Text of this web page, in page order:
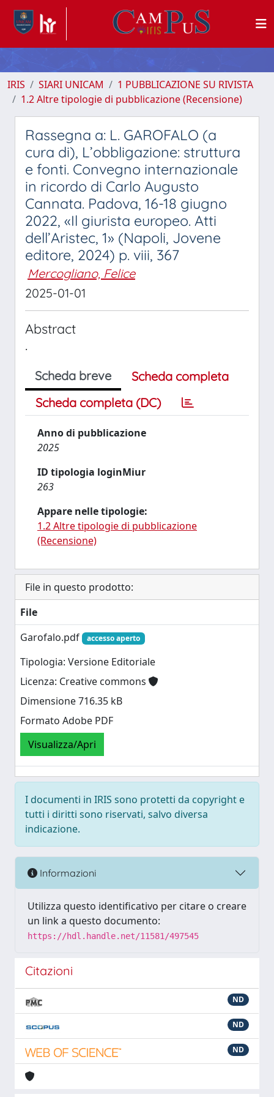
IRIS SIARI UNICAM
1 PUBBLICAZIONE SU RIVISTA
1.2 Altre tipologie di pubblicazione (Recensione)
Rassegna a: L. GAROFALO (a
cura di), L’obbligazione: struttura
e fonti. Convegno internazionale
in ricordo di Carlo Augusto
Cannata. Padova, 16-18 giugno
2022, «Il giurista europeo. Atti
dell’Aristec, 1» (Napoli, Jovene
editore, 2024) p. viii, 367
Mercogliano, Felice
2025-01-01
Abstract
.
Scheda breve
Scheda completa
Scheda completa (DC)
Anno di pubblicazione
2025
ID tipologia loginMiur
263
Appare nelle tipologie:
1.2 Altre tipologie di pubblicazione
(Recensione)
File in questo prodotto:
File
Garofalo.pdf
accesso aperto
Tipologia: Versione Editoriale
Licenza: Creative commons
Dimensione 716.35 kB
Formato Adobe PDF
Visualizza/Apri
I documenti in IRIS sono protetti da copyright e
tutti i diritti sono riservati, salvo diversa
indicazione.
Informazioni
Utilizza questo identificativo per citare o creare
un link a questo documento:
https://hdl.handle.net/11581/497545
Citazioni
ND
ND
ND